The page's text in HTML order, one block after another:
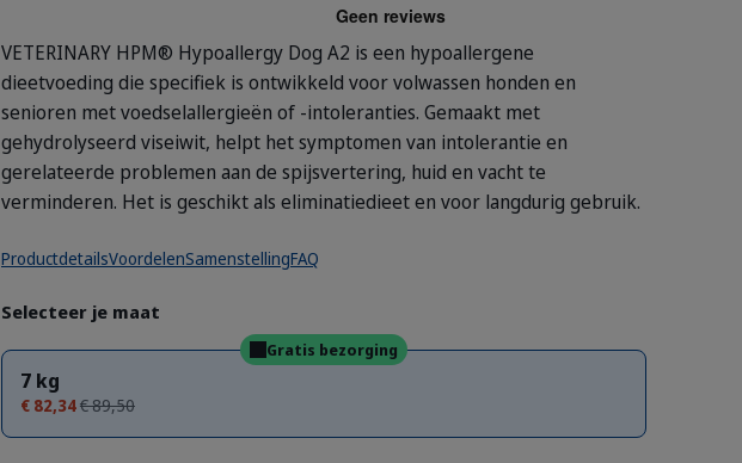
VETERINARY HPM® Hypoallergy Dog A2 is een hypoallergene
dieetvoeding die specifiek is ontwikkeld voor volwassen honden en
senioren met voedselallergieën of -intoleranties. Gemaakt met
gehydrolyseerd viseiwit, helpt het symptomen van intolerantie en
gerelateerde problemen aan de spijsvertering, huid en vacht te
verminderen. Het is geschikt als eliminatiedieet en voor langdurig gebruik.
ProductdetailsVoordelenSamenstellingFAQ
Selecteer je maat
Gratis bezorging
7 kg
€ 82,34€ 89,50